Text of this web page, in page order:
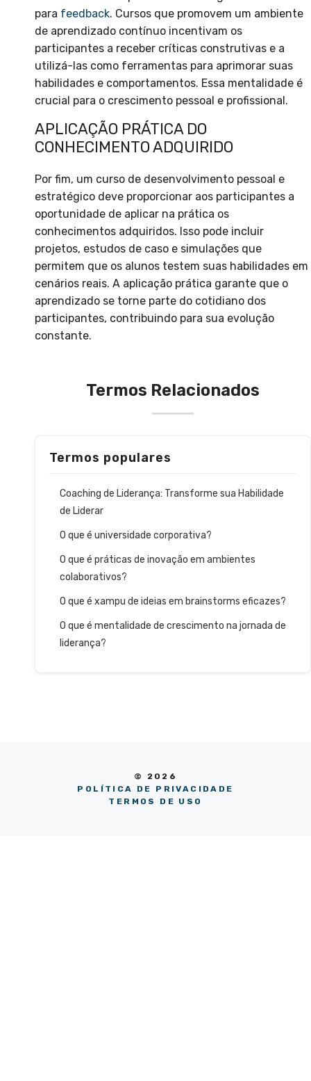
para feedback. Cursos que promovem um ambiente
de aprendizado contínuo incentivam os
participantes a receber críticas construtivas e a
utilizá-las como ferramentas para aprimorar suas
habilidades e comportamentos. Essa mentalidade é
crucial para o crescimento pessoal e profissional.
APLICAÇÃO PRÁTICA DO
CONHECIMENTO ADQUIRIDO
Por fim, um curso de desenvolvimento pessoal e
estratégico deve proporcionar aos participantes a
oportunidade de aplicar na prática os
conhecimentos adquiridos. Isso pode incluir
projetos, estudos de caso e simulações que
permitem que os alunos testem suas habilidades em
cenários reais. A aplicação prática garante que o
aprendizado se torne parte do cotidiano dos
participantes, contribuindo para sua evolução
constante.
Termos Relacionados
Termos populares
Coaching de Liderança: Transforme sua Habilidade
de Liderar
O que é universidade corporativa?
O que é práticas de inovação em ambientes
colaborativos?
O que é xampu de ideias em brainstorms eficazes?
O que é mentalidade de crescimento na jornada de
liderança?
© 2026
POLÍTICA DE PRIVACIDADE
TERMOS DE USO